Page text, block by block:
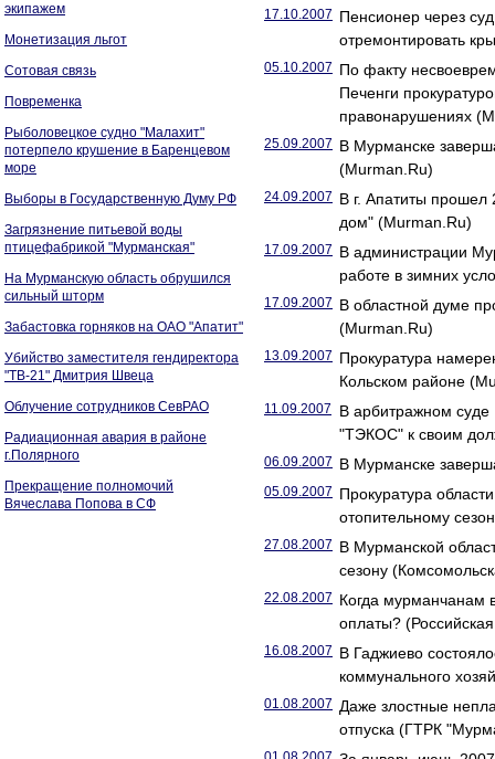
экипажем
Монетизация льгот
Сотовая связь
Повременка
Рыболовецкое судно "Малахит"
потерпело крушение в Баренцевом
море
Выборы в Государственную Думу РФ
Загрязнение питьевой воды
птицефабрикой "Мурманская"
На Мурманскую область обрушился
сильный шторм
Забастовка горняков на ОАО "Апатит"
Убийство заместителя гендиректора
"ТВ-21" Дмитрия Швеца
Облучение сотрудников СевРАО
Радиационная авария в районе
г.Полярного
Прекращение полномочий
Вячеслава Попова в СФ
17.10.2007 Пенсионер через
отремонтировать
05.10.2007 По факту
Печенги
правонарушениях
25.09.2007 В Мурманске
(Murman.Ru)
24.09.2007 В г. Апатиты
дом" (Murman.Ru)
17.09.2007 В администрации
работе в зимних
17.09.2007 В областной думе
(Murman.Ru)
13.09.2007 Прокуратура
Кольском районе
11.09.2007
В арбитражном
"ТЭКОС" к своим
06.09.2007 В Мурманске
05.09.2007 Прокуратура
отопительному
27.08.2007 В Мурманской
сезону
22.08.2007 Когда мурманчанам
оплаты? (Российская
16.08.2007 В Гаджиево
коммунального
01.08.2007 Даже злостные
отпуска (ГТРК